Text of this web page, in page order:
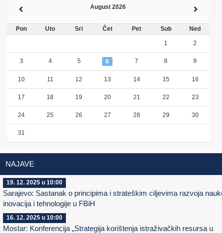
August 2026
Pon Uto Sri Čet Pet Sub Ned
1 2
3 4 5 6 7 8 9
10 11 12 13 14 15 16
17 18 19 20 21 22 23
24 25 26 27 28 29 30
31
NAJAVE
19. 12. 2025 u 10:00
Sarajevo: Sastanak o principima i strateškim ciljevima razvoja
inovacija i tehnologije u FBiH
16. 12. 2025 u 10:00
Mostar: Konferencija „Strategija korištenja istraživačkih resursa u